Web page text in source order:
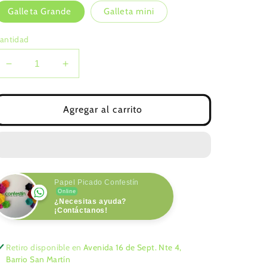
Galleta Grande Galleta mini
Reducir
cantidad
para
Tricolor
Aumentar
cantidad
para
Galleta
Tricolor
Agregar al carrito
Papel Picado Confestín
Online
¿Necesitas ayuda?
¡Contáctanos!
Retiro disponible en Avenida 16 de Sept. Nte 4,
Barrio San Martín